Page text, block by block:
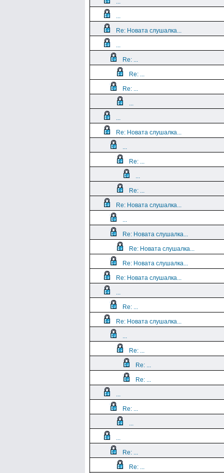
...
...
Re: Новата слушалка...
...
Re: ...
Re: ...
Re: ...
...
...
Re: Новата слушалка...
...
Re: ...
...
Re: ...
Re: Новата слушалка...
...
Re: Новата слушалка...
Re: Новата слушалка...
Re: Новата слушалка...
Re: Новата слушалка...
...
Re: ...
Re: Новата слушалка...
...
Re: ...
Re: ...
Re: ...
...
Re: ...
...
...
Re: ...
Re: ...